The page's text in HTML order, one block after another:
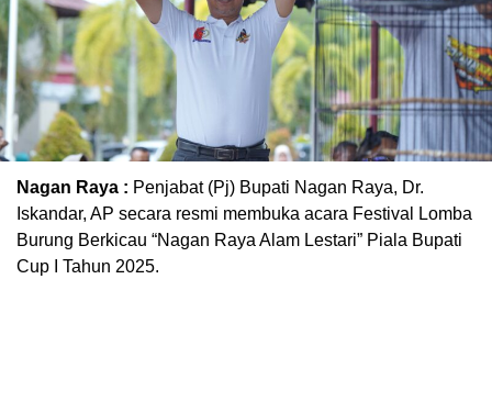
Nagan Raya : Penjabat (Pj) Bupati Nagan Raya, Dr.
Iskandar, AP secara resmi membuka acara Festival Lomba
Burung Berkicau “Nagan Raya Alam Lestari” Piala Bupati
Cup I Tahun 2025.